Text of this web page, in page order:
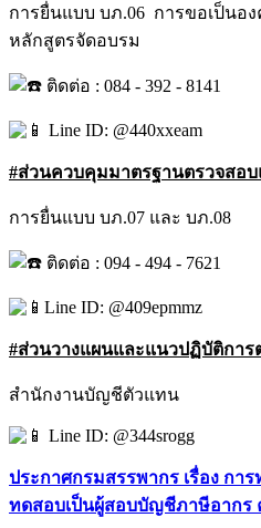
การยื่นแบบ บภ.06 การขอเป็นอ
หลักสูตรจัดอบรม
ติดต่อ : 084 - 392 - 8141
Line ID: @440xxeam
#ส่วนควบคุมมาตรฐานตรวจสอ
การยื่นแบบ บภ.07 และ บภ.08
ติดต่อ : 094 - 494 - 7621
Line ID: @409epmmz
#ส่วนวางแผนและแนวปฏิบัติกา
สำนักงานบัญชีตัวแทน
Line ID: @344srogg
ประกาศกรมสรรพากร เรื่อง กา
ทดสอบเป็นผู้สอบบัญชีภาษีอากร ค